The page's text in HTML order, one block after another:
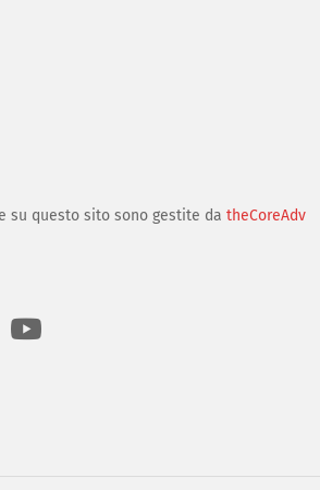
su questo sito sono gestite da theCoreAdv